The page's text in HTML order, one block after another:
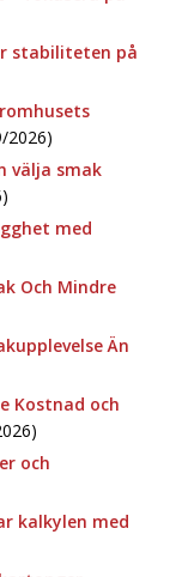
stabiliteten på
2026)
välja smak
med
Och Mindre
Än
Kostnad och
och
kalkylen med